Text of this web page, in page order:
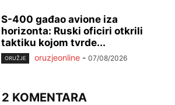
S-400 gađao avione iza
horizonta: Ruski oficiri otkrili
taktiku kojom tvrde...
ORUŽJE oruzjeonline - 07/08/2026
2 KOMENTARA